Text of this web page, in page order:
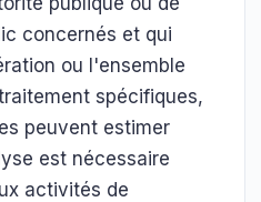
concernés et qui
ou l'ensemble
spécifiques,
peuvent estimer
est nécessaire
activités de